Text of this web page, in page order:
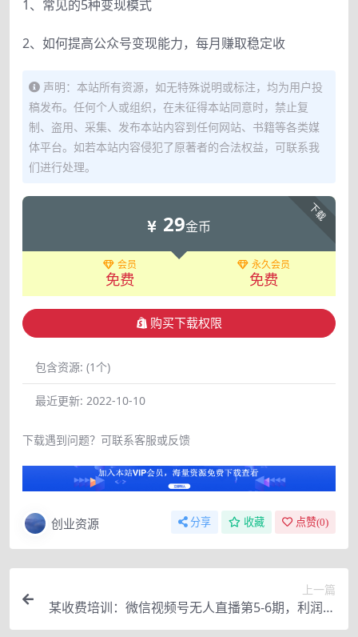
1、常见的5种变现模式
2、如何提高公众号变现能力，每月赚取稳定收
声明：本站所有资源，如无特殊说明或标注，均为用户投
稿发布。任何个人或组织，在未征得本站同意时，禁止复
制、盗用、采集、发布本站内容到任何网站、书籍等各类媒
体平台。如若本站内容侵犯了原著者的合法权益，可联系我
们进行处理。
下载
29金币
会员
免费
永久会员
免费
购买下载权限
包含资源: (1个)
最近更新: 2022-10-10
下载遇到问题？可联系客服或反馈
创业资源 分享 收藏 点赞(0)
上一篇
某收费培训：微信视频号无人直播第5-6期，利润改
变你的生活 价值1180元